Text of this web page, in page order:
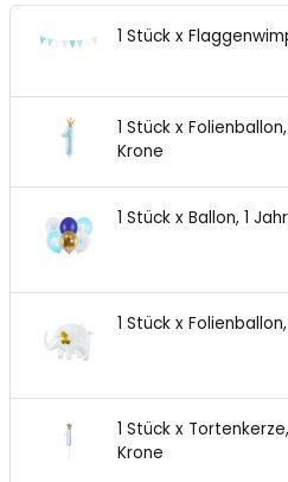
1 Stück x
1 Stück x
Krone
1 Stück x Ballon, 1
1 Stück x
1 Stück x
Krone